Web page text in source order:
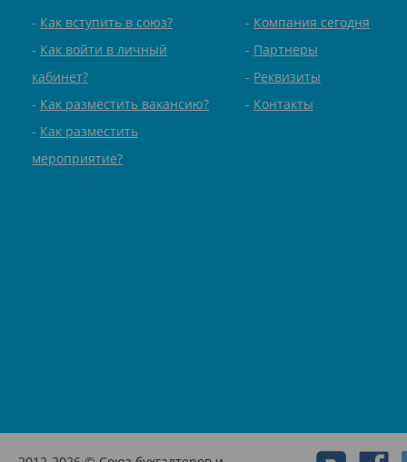
Как вступить в союз?
Как войти в личный
кабинет?
Как разместить вакансию?
Как разместить
мероприятие?
Компания сегодня
Партнеры
Реквизиты
Контакты